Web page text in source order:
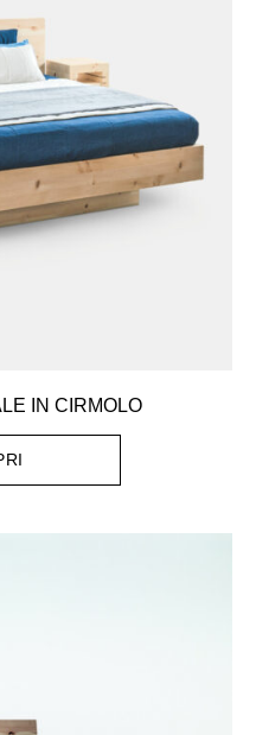
IN CIRMOLO